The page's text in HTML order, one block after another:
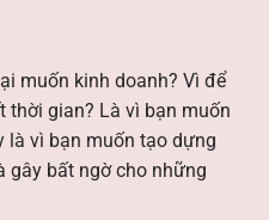
muốn kinh doanh? Vì để
thời gian? Là vì bạn muốn
là vì bạn muốn tạo dựng
gây bất ngờ cho những